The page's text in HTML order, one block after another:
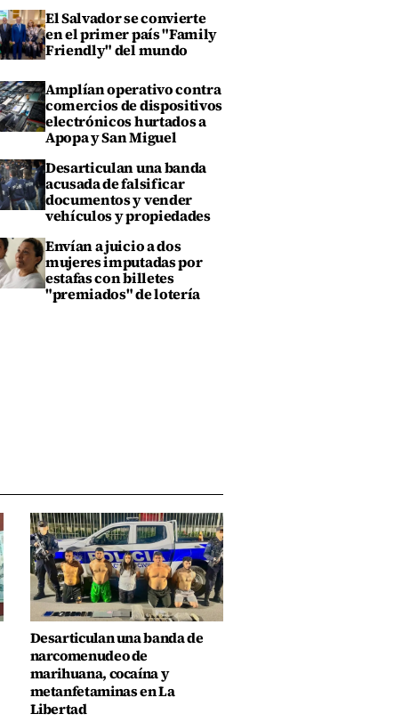
El Salvador se convierte
en el primer país "Family
Friendly" del mundo
Amplían operativo contra
comercios de dispositivos
electrónicos hurtados a
Apopa y San Miguel
Desarticulan una banda
acusada de falsificar
documentos y vender
vehículos y propiedades
Envían a juicio a dos
mujeres imputadas por
estafas con billetes
"premiados" de lotería
Desarticulan una banda de
narcomenudeo de
marihuana, cocaína y
metanfetaminas en La
Libertad